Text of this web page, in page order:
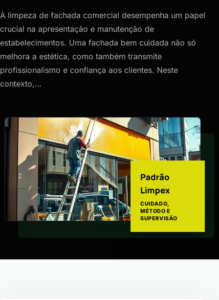
A limpeza de fachada comercial desempenha um papel
crucial na apresentação e manutenção de
estabelecimentos. Uma fachada bem cuidada não só
melhora a estética, como também transmite
profissionalismo e confiança aos clientes. Neste
contexto,…
Padrão
Limpex
CUIDADO,
MÉTODO E
SUPERVISÃO